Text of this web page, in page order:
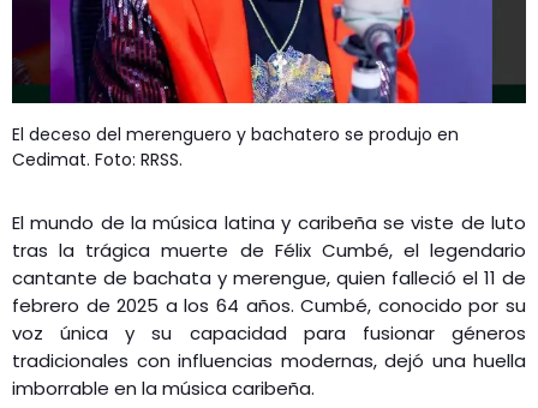
El deceso del merenguero y bachatero se produjo en
Cedimat. Foto: RRSS.
El mundo de la música latina y caribeña se viste de luto
tras la trágica muerte de Félix Cumbé, el legendario
cantante de bachata y merengue, quien falleció el 11 de
febrero de 2025 a los 64 años. Cumbé, conocido por su
voz única y su capacidad para fusionar géneros
tradicionales con influencias modernas, dejó una huella
imborrable en la música caribeña.